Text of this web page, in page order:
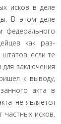
исков в деле
В этом деле
федераль­ного
как раз­
если те
заключе­ния
к вы­воду,
акта в
не является
исков.